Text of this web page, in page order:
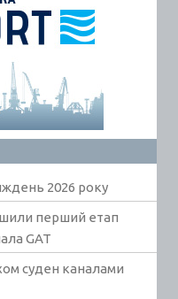
2026 року
перший етап
GAT
суден каналами